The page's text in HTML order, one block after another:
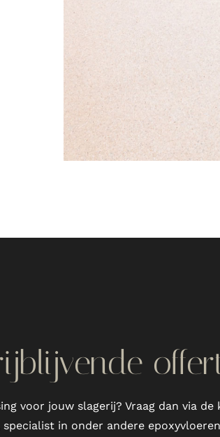
voor jouw slagerij? Vraag dan via
in onder andere